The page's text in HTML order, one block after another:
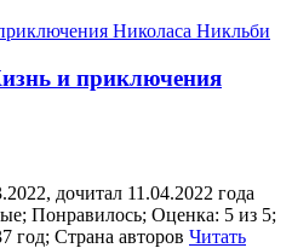
и приключения
дочитал 11.04.2022 года
Понравилось; Оценка: 5 из 5;
год; Страна авторов Читать